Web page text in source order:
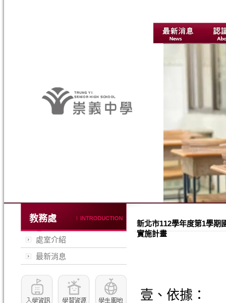
教務處
處室介紹
最新消息
新北市112學年度第1學期
實施計畫
壹、依據：